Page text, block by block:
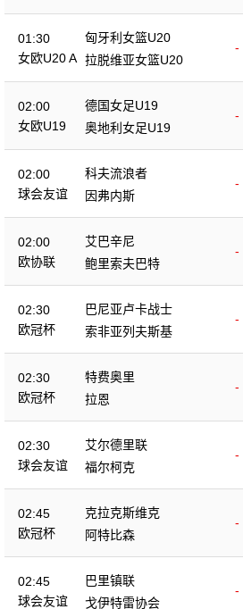
01:30
女欧U20 A
匈牙利女篮U20
-
拉脱维亚女篮U20
02:00
女欧U19
德国女足U19
-
奥地利女足U19
02:00
球会友谊
科夫流浪者
-
因弗内斯
02:00
欧协联
艾巴辛尼
-
鲍里索夫巴特
02:30
欧冠杯
巴尼亚卢卡战士
-
索非亚列夫斯基
02:30
欧冠杯
特费奥里
-
拉恩
02:30
球会友谊
艾尔德里联
-
福尔柯克
02:45
欧冠杯
克拉克斯维克
-
阿特比森
02:45
球会友谊
巴里镇联
-
戈伊特雷协会